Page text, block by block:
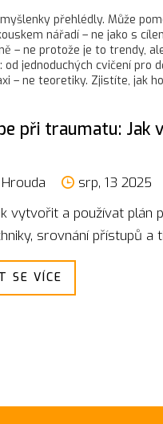
přehlédly. Může
nářadí – ne jako s
– ne protože je to trendy,
jednoduchých cvičení
– ne teoretiky. Zjistíte, jak
při traumatu:
srp, 13 2025
vytvořit a používat plán
srovnání přístupů a
SE VÍCE